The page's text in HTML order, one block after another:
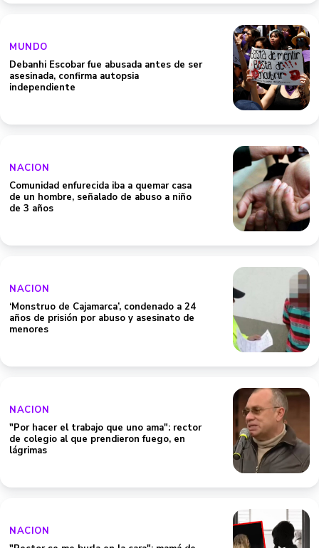
MUNDO
Debanhi Escobar fue abusada antes de ser
asesinada, confirma autopsia
independiente
NACION
Comunidad enfurecida iba a quemar casa
de un hombre, señalado de abuso a niño
de 3 años
NACION
‘Monstruo de Cajamarca’, condenado a 24
años de prisión por abuso y asesinato de
menores
NACION
"Por hacer el trabajo que uno ama": rector
de colegio al que prendieron fuego, en
lágrimas
NACION